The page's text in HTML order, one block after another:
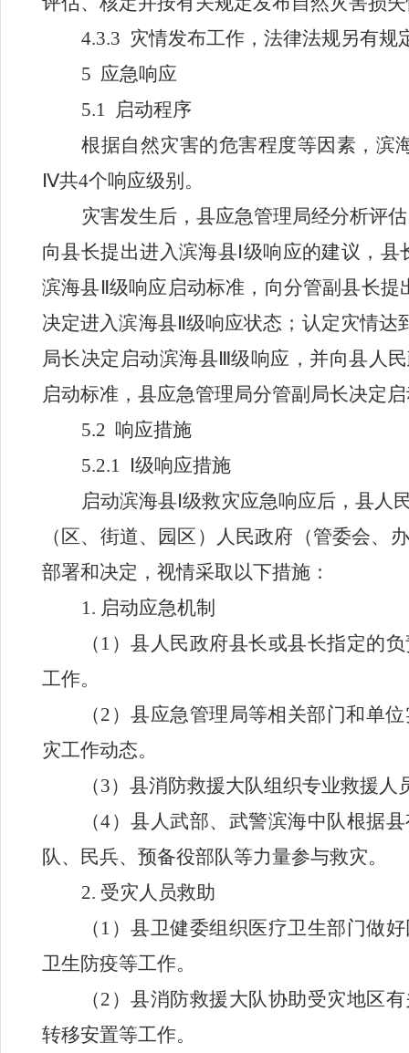
4.3.3 灾情发布工作，法律法规另有规
5 应急响应
5.1 启动程序
根据自然灾害的危害程度等因素，滨
Ⅳ共4个响应级别。
灾害发生后，县应急管理局经分析评
向县长提出进入滨海县Ⅰ级响应的建议，县
滨海县Ⅱ级响应启动标准，向分管副县长提
决定进入滨海县Ⅱ级响应状态；认定灾情达
局长决定启动滨海县Ⅲ级响应，并向县人
启动标准，县应急管理局分管副局长决定
5.2 响应措施
5.2.1 Ⅰ级响应措施
启动滨海县Ⅰ级救灾应急响应后，县人
（区、街道、园区）
人民政府（管委会、
部署和决定，视情采取以下措施：
1. 启动应急机制
（ 1 ）县人民政府县长或县长指定的
工作。
（2 ）县应急管理局等相关部门和单
灾工作动态。
（3）县消防救援大队组织专业救援
（4）县人武部、武警滨海中队根据
队、民兵、预备役部队等力量参与救灾。
2. 受灾人员救助
（ 1 ）县卫健委组织医疗卫生部门做
卫生防疫等工作。
（2 ）县消防救援大队协助受灾地区
转移安置等工作。